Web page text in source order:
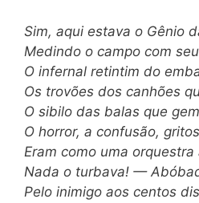
Sim, aqui estava o Gênio
Medindo o campo com
O infernal retintim do
Os trovões dos canhões
O sibilo das balas que
O horror, a confusão,
Eram como uma
Nada o turbava! —
Pelo inimigo aos centos